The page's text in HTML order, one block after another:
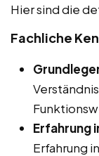
Hier sind die
Fachliche
Erfahrung
Erfahrung